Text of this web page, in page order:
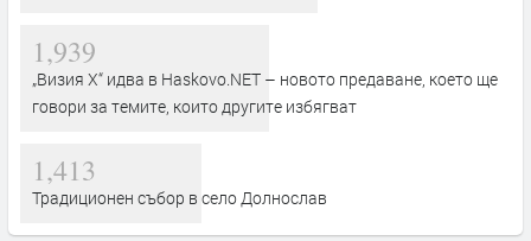
1,939
„Визия Х“ идва в Haskovo.NET – новото предаване, което ще
говори за темите, които другите избягват
1,413
Традиционен събор в село Долнослав